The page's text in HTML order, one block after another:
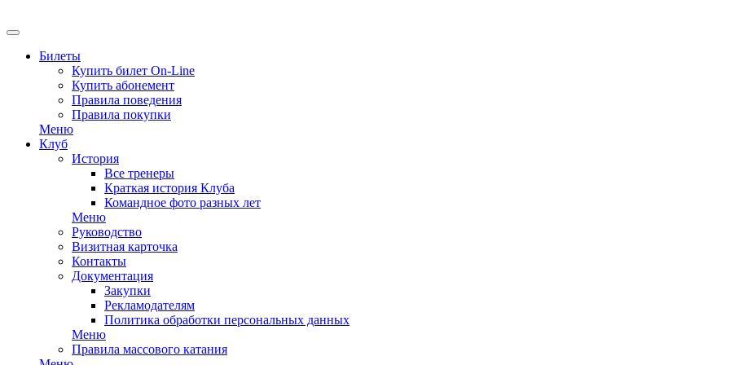
Билеты
Купить билет On-Line
Купить абонемент
Правила поведения
Правила покупки
Меню
Клуб
История
Все тренеры
Краткая история Клуба
Командное фото разных лет
Меню
Руководство
Визитная карточка
Контакты
Документация
Закупки
Рекламодателям
Политика обработки персональных данных
Меню
Правила массового катания